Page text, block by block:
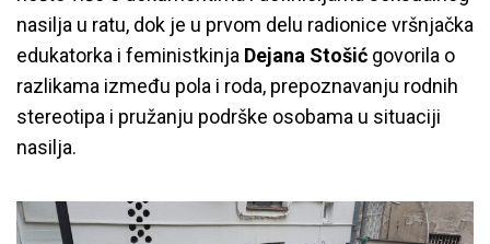
nasilja u ratu, dok je u prvom delu radionice vršnjačka
edukatorka i feministkinja Dejana Stošić govorila o
razlikama između pola i roda, prepoznavanju rodnih
stereotipa i pružanju podrške osobama u situaciji
nasilja.